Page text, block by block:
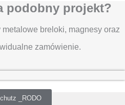
podobny projekt?
breloki, magnesy oraz
zamówienie.
_RODO